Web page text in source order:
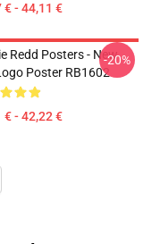
€ - 44,11 €
Redd Posters - New
Poster RB1602
€ - 42,22 €
-20%